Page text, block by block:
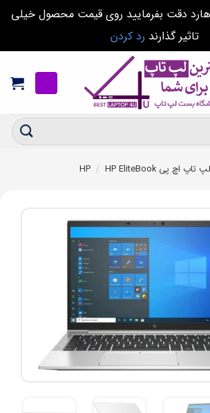
هارد دقت بفرمایید روی قیمت محصول خیلی
تاثیر گذارند رد کردن
لپ تاپ اچ پی HP / HP EliteBook